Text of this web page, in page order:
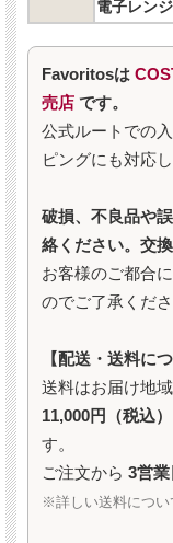
電子レン
Favoritosは
売店 です。
公式ルートでの
ピングにも対応
破損、不良品や
絡ください。交換
お客様のご都合
のでご了承くださ
【配送・送料につ
送料はお届け地
11,000円（税込
す。
ご注文から 3営
※詳しい送料につい